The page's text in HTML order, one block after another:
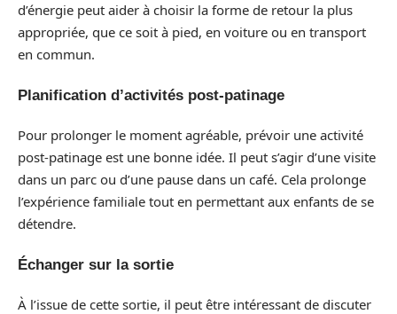
d’énergie peut aider à choisir la forme de retour la plus
appropriée, que ce soit à pied, en voiture ou en transport
en commun.
Planification d’activités post-patinage
Pour prolonger le moment agréable, prévoir une activité
post-patinage est une bonne idée. Il peut s’agir d’une visite
dans un parc ou d’une pause dans un café. Cela prolonge
l’expérience familiale tout en permettant aux enfants de se
détendre.
Échanger sur la sortie
À l’issue de cette sortie, il peut être intéressant de discuter